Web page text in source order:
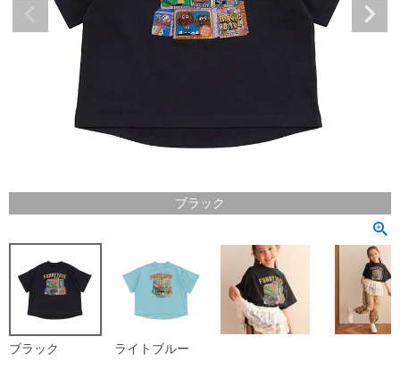
ブラック
ブラック ライトブルー